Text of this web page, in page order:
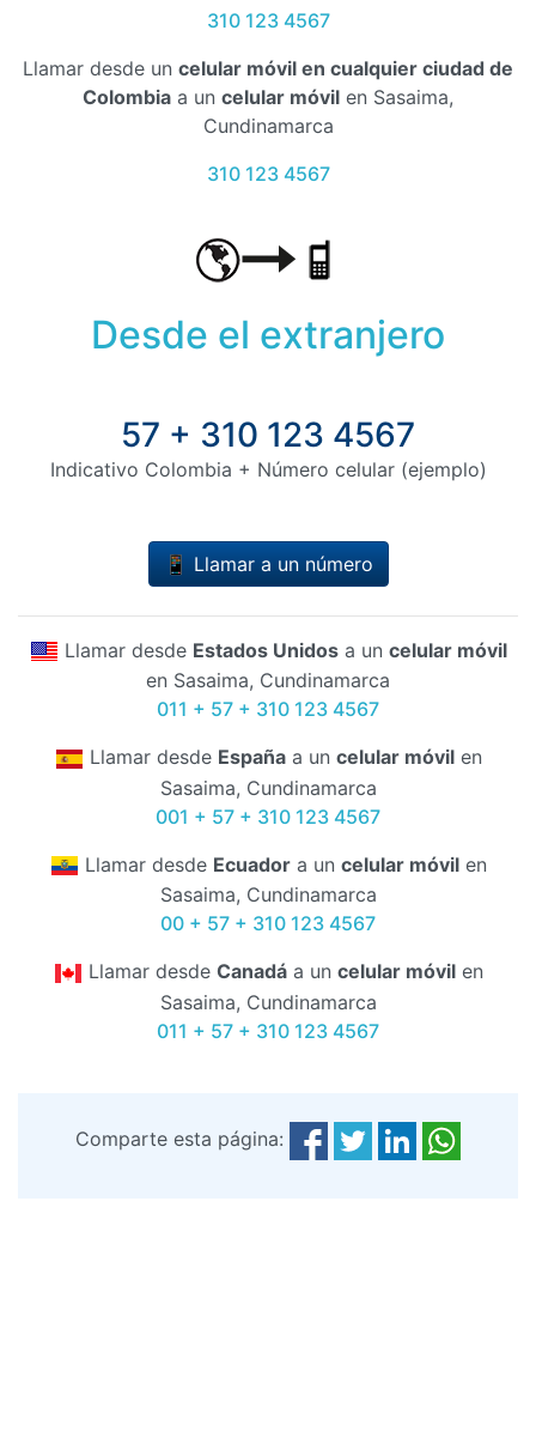
310 123 4567
Llamar desde un celular móvil en cualquier ciudad de
Colombia a un celular móvil en Sasaima,
Cundinamarca
310 123 4567
Desde el extranjero
57 + 310 123 4567
Indicativo Colombia + Número celular (ejemplo)
📱 Llamar a un número
Llamar desde Estados Unidosa un celular móvil
en Sasaima, Cundinamarca
011 + 57 + 310 123 4567
Llamar desde Españaa un celular móvilen
Sasaima, Cundinamarca
001 + 57 + 310 123 4567
Llamar desde Ecuadora un celular móvilen
Sasaima, Cundinamarca
00 + 57 + 310 123 4567
Llamar desde Canadáa un celular móvilen
Sasaima, Cundinamarca
011 + 57 + 310 123 4567
Comparte esta página: